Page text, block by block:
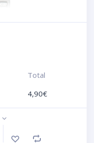
Total
4,90€